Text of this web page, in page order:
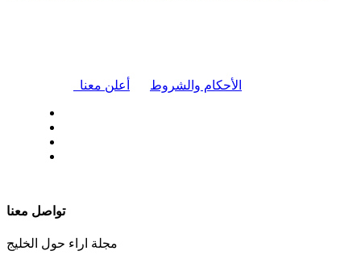
أعلن معنا الأحكام والشروط
تواصل معنا
مجلة اراء حول الخليج